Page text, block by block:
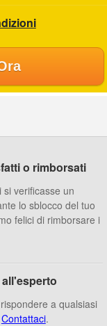
o rimborsati
si verificasse un
lo sblocco del tuo
felici di rimborsare i
a qualsiasi
Contattaci.